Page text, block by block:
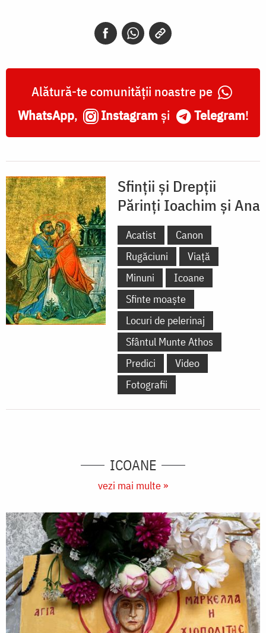
Alătură-te comunității noastre pe
WhatsApp, Instagram și Telegram!
Sfinții și Drepții
Părinți Ioachim și Ana
Acatist
Canon
Rugăciuni
Viață
Minuni
Icoane
Sfinte moaște
Locuri de pelerinaj
Sfântul Munte Athos
Predici
Video
Fotografii
ICOANE
vezi mai multe »